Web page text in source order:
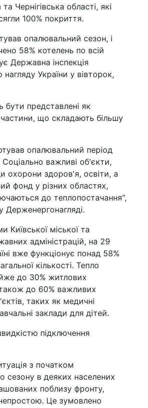
Чернігівська області, які
100% покриття.
опалювальний сезон, і
58% котелень по всій
Державна інспекція
нагляду України у вівторок,
бути представлені як
що складають більшу
опалювальний період
важливі об'єкти,
охорони здоров'я, освіти, а
фонд у різних областях,
до теплопостачання",
Держенергонагляді.
Київської міської та
адміністрацій, на 29
вже функціонує понад 58%
кількості. Тепло
до 30% житлових
до 60% важливих
таких як медичні
заклади для дітей.
підключення
з початком
сезону в деяких населених
поблизу фронту,
Це зумовлено